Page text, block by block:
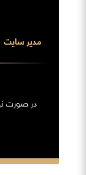
مدیر سایت
در صورت